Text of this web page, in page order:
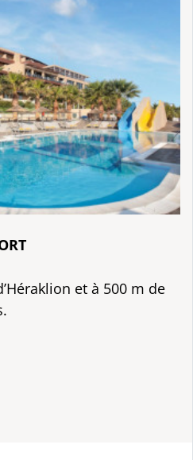
et à 500 m de